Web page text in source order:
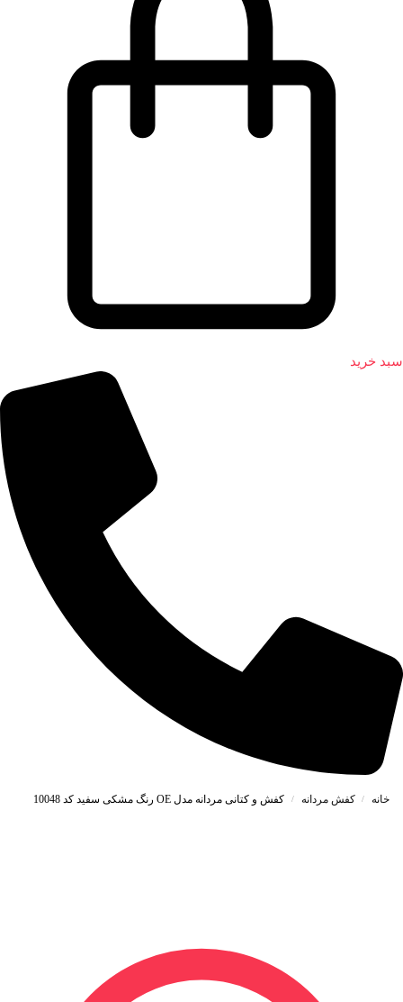
سبد خرید
خانه / کفش مردانه / کفش و کتانی مردانه مدل OE رنگ مشکی سفید کد 10048